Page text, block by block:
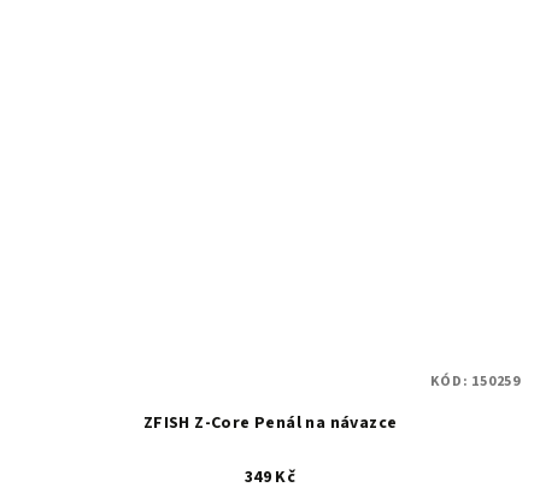
ZFISH Z-Core Penál na návazce
349 Kč
KÓD: 150259